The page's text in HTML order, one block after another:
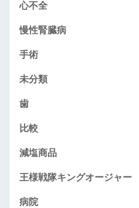
心不全
慢性腎臓病
手術
未分類
歯
比較
減塩商品
王様戦隊キングオージャー
病院